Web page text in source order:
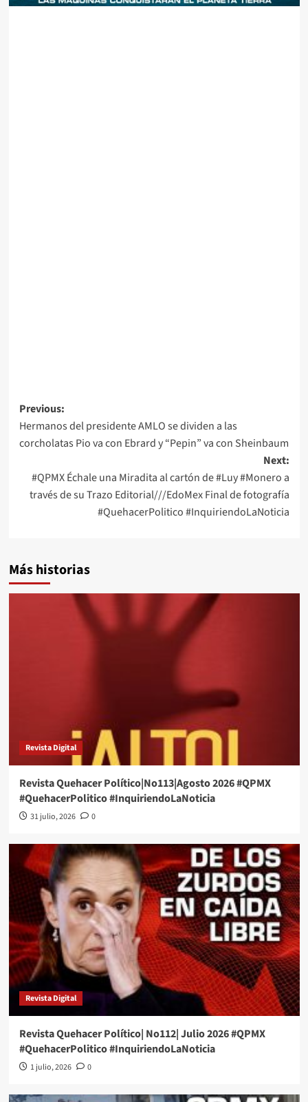
Post
navigation
Previous:
Hermanos del presidente AMLO se dividen a las
corcholatas Pio va con Ebrard y “Pepin” va con Sheinbaum
Next:
#QPMX Échale una Miradita al cartón de #Luy #Monero a
través de su Trazo Editorial///EdoMex Final de fotografía
#QuehacerPolitico #InquiriendoLaNoticia
Más historias
Revista Digital
Revista Quehacer Político|No113|Agosto 2026 #QPMX
#QuehacerPolitico #InquiriendoLaNoticia
31 julio, 2026 0
Revista Digital
Revista Quehacer Político| No112| Julio 2026 #QPMX
#QuehacerPolitico #InquiriendoLaNoticia
1 julio, 2026 0